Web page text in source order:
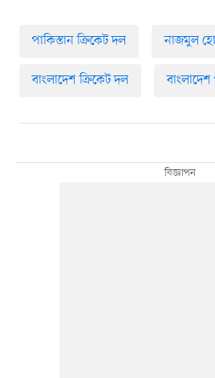
পাকিস্তান ক্রিকেট দল নাজমুল
বাংলাদেশ ক্রিকেট দল